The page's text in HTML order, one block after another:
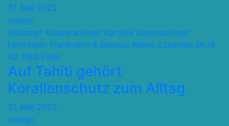
31. Mai 2022
mango
Allianzen Kooperationen Kartelle Destinationen
Fernreisen Frankreich & Benelux News Ozeanien (AUS
NZ PNG Fidji)
Auf Tahiti gehört
Korallenschutz zum Alltag
31. Mai 2022
mango